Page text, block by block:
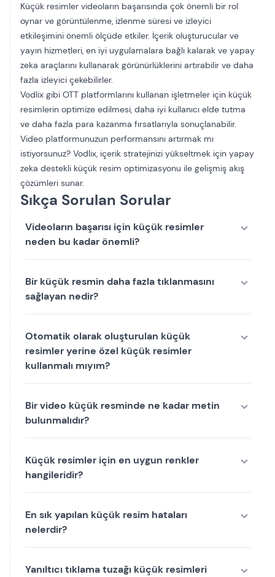
Küçük resimler videoların başarısında çok önemli bir rol
oynar ve görüntülenme, izlenme süresi ve izleyici
etkileşimini önemli ölçüde etkiler. İçerik oluşturucular ve
yayın hizmetleri, en iyi uygulamalara bağlı kalarak ve yapay
zeka araçlarını kullanarak görünürlüklerini artırabilir ve daha
fazla izleyici çekebilirler.
Vodlix gibi OTT platformlarını kullanan işletmeler için küçük
resimlerin optimize edilmesi, daha iyi kullanıcı elde tutma
ve daha fazla para kazanma fırsatlarıyla sonuçlanabilir.
Video platformunuzun performansını artırmak mı
istiyorsunuz? Vodlix, içerik stratejinizi yükseltmek için yapay
zeka destekli küçük resim optimizasyonu ile gelişmiş akış
çözümleri sunar.
Sıkça Sorulan Sorular
Videoların başarısı için küçük resimler
neden bu kadar önemli?
Bir küçük resmin daha fazla tıklanmasını
sağlayan nedir?
Otomatik olarak oluşturulan küçük
resimler yerine özel küçük resimler
kullanmalı mıyım?
Bir video küçük resminde ne kadar metin
bulunmalıdır?
Küçük resimler için en uygun renkler
hangileridir?
En sık yapılan küçük resim hataları
nelerdir?
Yanıltıcı tıklama tuzağı küçük resimleri